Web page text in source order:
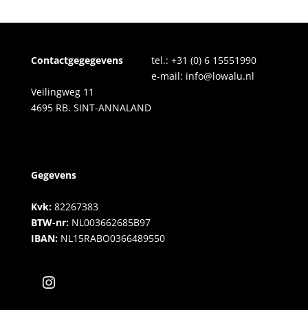
Contactgegegevens
Veilingweg 11
4695 RB. SINT-ANNALAND
tel.: +31 (0) 6 15551990
e-mail: info@lowalu.nl
Gegevens
Kvk:82267383
BTW-nr:NL003662685B97
IBAN:NL15RABO0366489550
Instagram